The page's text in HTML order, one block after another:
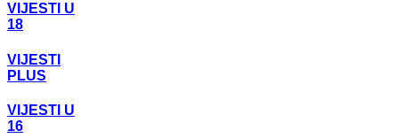
VIJESTI U
18
VIJESTI
PLUS
VIJESTI U
16